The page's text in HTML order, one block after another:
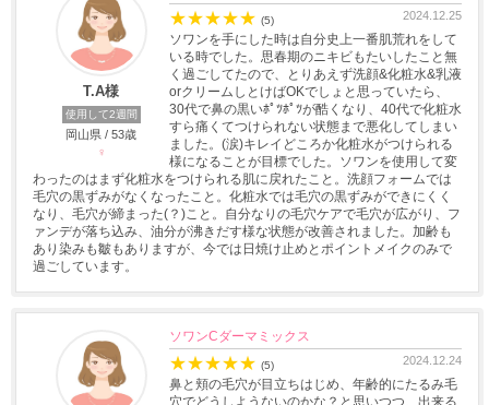
T.A様
使用して2週間
岡山県 / 53歳
♀
★★★★★ (5) 2024.12.25
ソワンを手にした時は自分史上一番肌荒れをして
いる時でした。思春期のニキビもたいしたこと無
く過ごしてたので、とりあえず洗顔&化粧水&乳液
orクリームしとけばOKでしょと思っていたら、
30代で鼻の黒いﾎﾟﾂﾎﾟﾂが酷くなり、40代で化粧水
すら痛くてつけられない状態まで悪化してしまい
ました。(涙)キレイどころか化粧水がつけられる
様になることが目標でした。ソワンを使用して変
わったのはまず化粧水をつけられる肌に戻れたこと。洗顔フォームでは
毛穴の黒ずみがなくなったこと。化粧水では毛穴の黒ずみができにくく
なり、毛穴が締まった(？)こと。自分なりの毛穴ケアで毛穴が広がり、フ
ァンデが落ち込み、油分が沸きだす様な状態が改善されました。加齢も
あり染みも皺もありますが、今では日焼け止めとポイントメイクのみで
過ごしています。
ソワンCダーマミックス
★★★★★ (5) 2024.12.24
鼻と頬の毛穴が目立ちはじめ、年齢的にたるみ毛
穴でどうしようないのかな？と思いつつ、出来る